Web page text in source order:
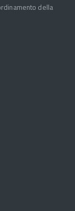
della